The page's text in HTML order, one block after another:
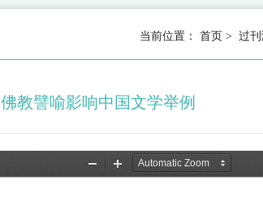
当前位置： 首页 > 过
佛教譬喻影响中国文学举例